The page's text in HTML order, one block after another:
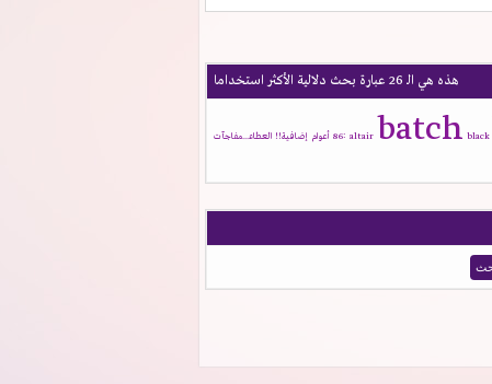
هذه هي الـ 26 عبارة بحث دلالية الأكثر استخداما
86꞉ altair batch black أعوام إضافية!! العطاء...مفاجآت